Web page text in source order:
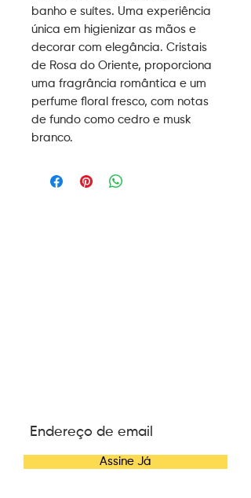
banho e suítes. Uma experiência
única em higienizar as mãos e
decorar com elegância. Cristais
de Rosa do Oriente, proporciona
uma fragrância romântica e um
perfume floral fresco, com notas
de fundo como cedro e musk
branco.
Assine Já